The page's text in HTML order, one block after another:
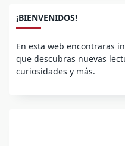
¡BIENVENIDOS!
En esta web encontraras
que descubras nuevas
curiosidades y más.